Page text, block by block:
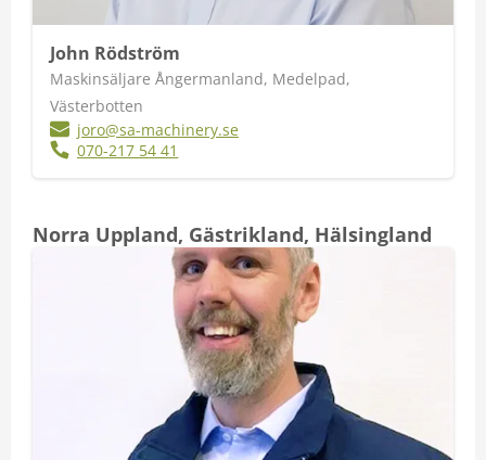
John Rödström
Maskinsäljare Ångermanland, Medelpad,
Västerbotten
joro@sa-machinery.se
070-217 54 41
Norra Uppland, Gästrikland, Hälsingland